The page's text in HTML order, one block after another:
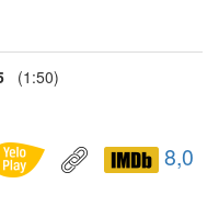
(1:50)
8,0